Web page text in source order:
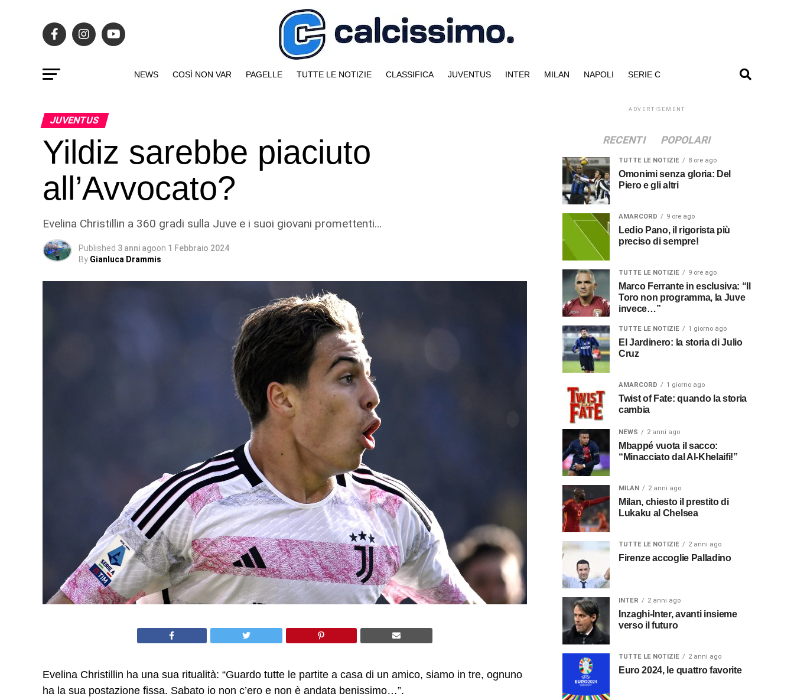
NEWS COSÌ NON VAR PAGELLE TUTTE LE NOTIZIE CLASSIFICA JUVENTUS INTER MILAN NAPOLI SERIE C
JUVENTUS
Yildiz sarebbe piaciuto
all’Avvocato?
Evelina Christillin a 360 gradi sulla Juve e i suoi giovani promettenti…
Published 3 anni agoon 1 Febbraio 2024
By Gianluca Drammis
Evelina Christillin ha una sua ritualità: “Guardo tutte le partite a casa di un amico, siamo in tre, ognuno
ha la sua postazione fissa. Sabato io non c’ero e non è andata benissimo…”.
ADVERTISEMENT
RECENTI POPOLARI
TUTTE LE NOTIZIE 8 ore ago
Omonimi senza gloria: Del
Piero e gli altri
AMARCORD 9 ore ago
Ledio Pano, il rigorista più
preciso di sempre!
TUTTE LE NOTIZIE 9 ore ago
Marco Ferrante in esclusiva: “Il
Toro non programma, la Juve
invece…”
TUTTE LE NOTIZIE 1 giorno ago
El Jardinero: la storia di Julio
Cruz
AMARCORD 1 giorno ago
Twist of Fate: quando la storia
cambia
NEWS 2 anni ago
Mbappé vuota il sacco:
“Minacciato dal Al-Khelaifi!”
MILAN 2 anni ago
Milan, chiesto il prestito di
Lukaku al Chelsea
TUTTE LE NOTIZIE 2 anni ago
Firenze accoglie Palladino
INTER 2 anni ago
Inzaghi-Inter, avanti insieme
verso il futuro
TUTTE LE NOTIZIE 2 anni ago
Euro 2024, le quattro favorite